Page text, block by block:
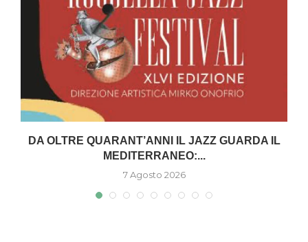
DA OLTRE QUARANT’ANNI IL JAZZ GUARDA IL
MEDITERRANEO:...
7 Agosto 2026